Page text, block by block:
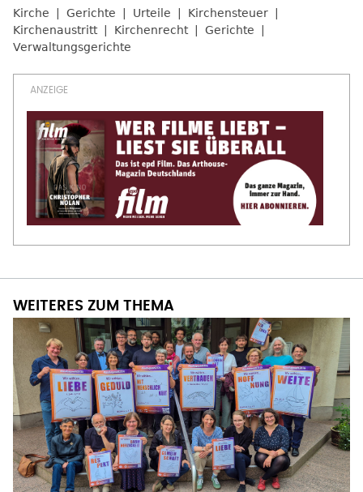
Kirche Gerichte Urteile
Kirchensteuer
Kirchenaustritt
Kirchenrecht
Gerichte
Verwaltungsgerichte
WEITERES ZUM THEMA